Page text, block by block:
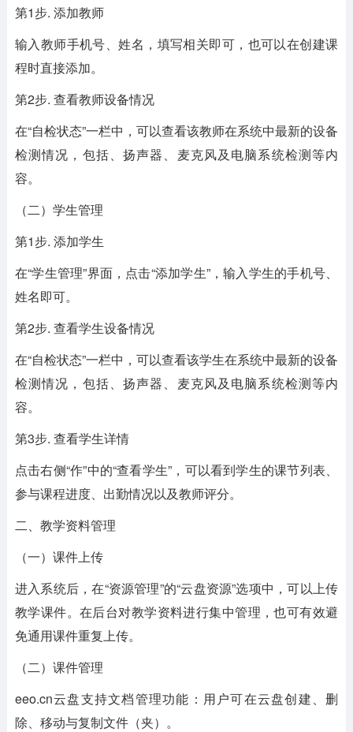
第1步. 添加教师
输入教师手机号、姓名，填写相关即可，也可以在创建课
程时直接添加。
第2步. 查看教师设备情况
在“自检状态”一栏中，可以查看该教师在系统中最新的设备
检测情况，包括、扬声器、麦克风及电脑系统检测等内
容。
（二）学生管理
第1步. 添加学生
在“学生管理”界面，点击“添加学生”，输入学生的手机号、
姓名即可。
第2步. 查看学生设备情况
在“自检状态”一栏中，可以查看该学生在系统中最新的设备
检测情况，包括、扬声器、麦克风及电脑系统检测等内
容。
第3步. 查看学生详情
点击右侧“作”中的“查看学生”，可以看到学生的课节列表、
参与课程进度、出勤情况以及教师评分。
二、教学资料管理
（一）课件上传
进入系统后，在“资源管理”的“云盘资源”选项中，可以上传
教学课件。在后台对教学资料进行集中管理，也可有效避
免通用课件重复上传。
（二）课件管理
eeo.cn云盘支持文档管理功能：用户可在云盘创建、删
除、移动与复制文件（夹）。